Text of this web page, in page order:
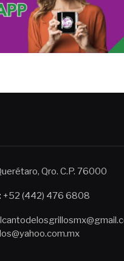
Qro. C.P. 76000
+52 (442) 476 6808